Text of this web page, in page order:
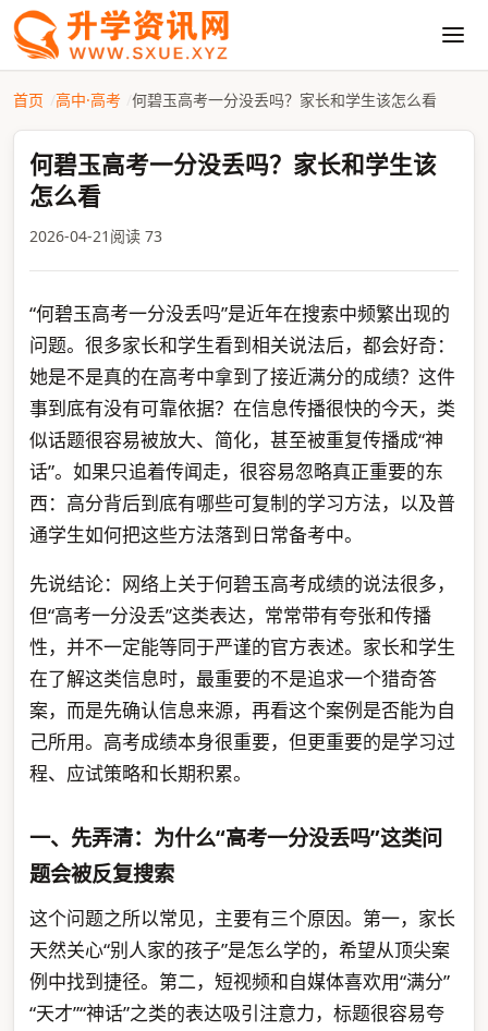
首页 高中·高考 何碧玉高考一分没丢吗？家长和学生该怎么看
何碧玉高考一分没丢吗？家长和学生该
怎么看
2026-04-21 阅读 73
“何碧玉高考一分没丢吗”是近年在搜索中频繁出现的
问题。很多家长和学生看到相关说法后，都会好奇：
她是不是真的在高考中拿到了接近满分的成绩？这件
事到底有没有可靠依据？在信息传播很快的今天，类
似话题很容易被放大、简化，甚至被重复传播成“神
话”。如果只追着传闻走，很容易忽略真正重要的东
西：高分背后到底有哪些可复制的学习方法，以及普
通学生如何把这些方法落到日常备考中。
先说结论：网络上关于何碧玉高考成绩的说法很多，
但“高考一分没丢”这类表达，常常带有夸张和传播
性，并不一定能等同于严谨的官方表述。家长和学生
在了解这类信息时，最重要的不是追求一个猎奇答
案，而是先确认信息来源，再看这个案例是否能为自
己所用。高考成绩本身很重要，但更重要的是学习过
程、应试策略和长期积累。
一、先弄清：为什么“高考一分没丢吗”这类问
题会被反复搜索
这个问题之所以常见，主要有三个原因。第一，家长
天然关心“别人家的孩子”是怎么学的，希望从顶尖案
例中找到捷径。第二，短视频和自媒体喜欢用“满分”
“天才”“神话”之类的表达吸引注意力，标题很容易夸